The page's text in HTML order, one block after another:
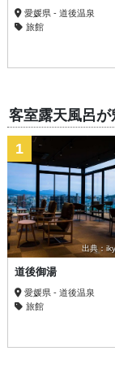
愛媛県 - 道後温泉
旅館
客室露天風呂
出典：
1
道後御湯
愛媛県 - 道後温泉
旅館